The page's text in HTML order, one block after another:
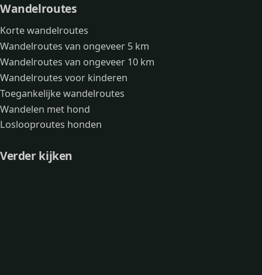
Wandelroutes
Korte wandelroutes
Wandelroutes van ongeveer 5 km
Wandelroutes van ongeveer 10 km
Wandelroutes voor kinderen
Toegankelijke wandelroutes
Wandelen met hond
Loslooproutes honden
Verder kijken